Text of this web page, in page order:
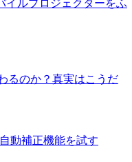
イルプロジェクターをふ
るのか？真実はこうだ
動補正機能を試す